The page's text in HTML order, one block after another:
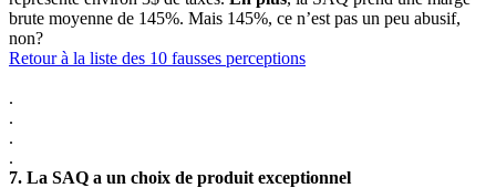
brute moyenne de 145%. Mais 145%, ce n’est pas un peu abusif,
non?
Retour à la liste des 10 fausses perceptions
.
.
.
.
7. La SAQ a un choix de produit exceptionnel